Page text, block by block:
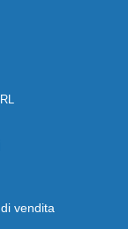
vendita